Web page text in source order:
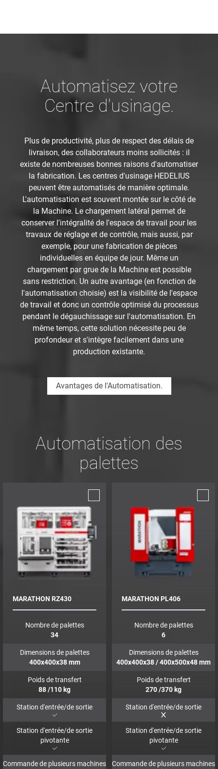
Automatisez votre
Centre d'usinage.
Plus de productivité, plus de respect des délais de
livraison, des collaborateurs moins sollicités : il
existe de nombreuses bonnes raisons d'automatiser
la fabrication. Les centres d'usinage HEDELIUS
peuvent être automatisés de manière optimale.
L'automatisation est souvent montée sur le côté de
la Machine. Le chargement latéral permet de
conserver l'intégralité de l'espace de travail pour les
travaux de réglage et de contrôle, mais aussi, par
exemple, pour une fabrication de pièces
individuelles en équipe de jour. Même un
chargement par grue de la Machine est possible
sans restriction. Un autre avantage (en fonction de
l'automatisation choisie) est la visibilité de l'espace
de travail et donc un contrôle optimisé du processus
pendant le dégauchissage sur l'automatisation. En
même temps, cette solution nécessite peu de
profondeur et s'intègre facilement dans une
production existante.
Avantages de l'Automatisation.
Automatisation des
palettes
MARATHON RZ430
Nombre de palettes
34
Dimensions de palettes
400x400x38 mm
Poids de transfert
88/110 kg
Station d'entrée/de sortie
Station d'entrée/de sortie
pivotante
Commande de plusieurs machines
MARATHON PL406
Nombre de palettes
6
Dimensions de palettes
400x400x38 / 400x500x48mm
Poids de transfert
270/370 kg
Station d'entrée/de sortie
Station d'entrée/de sortie
pivotante
Commande de plusieurs machines